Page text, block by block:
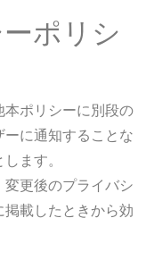
ポリシ
ポリシーに別段の
に通知することな
ます。
更後のプライバシ
載したときから効